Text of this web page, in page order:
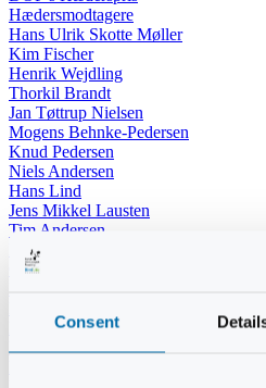
Consent
Hædersmodtagere
Hans Ulrik Skotte Møller
Kim Fischer
Henrik Wejdling
Thorkil Brandt
Jan Tøttrup Nielsen
Mogens Behnke-Pedersen
Knud Pedersen
Niels Andersen
Hans Lind
Jens Mikkel Lausten
Tim Andersen
Per Janfelt
Christian Hjorth
Kjeld Hansen
Niels Thomas Rosenberg